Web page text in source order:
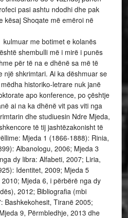
pasi ashtu ndodhi dhe pak
kësaj Shoqate më emëroi në
me botimet e kolanës
shembulli më i mirë i punës
për të na e dhënë sa më të
një shkrimtari. Ai ka dëshmuar se
historiko-letrare nuk janë
apo konference, po çështje
ai na ka dhënë vit pas viti nga
dhe studiuesin Ndre Mjeda,
të tij jashtëzakonisht të
Mjeda 1 (1866-1888): Rinia,
Albanologu, 2006; Mjeda 3
dy libra: Alfabeti, 2007; Liria,
Identitet, 2009; Mjeda 5
Mjeda 6, i përbërë nga dy
2012; Bibliografia (mbi
Bashkekohesit, Tiranë 2005;
9, Përmbledhje, 2013 dhe